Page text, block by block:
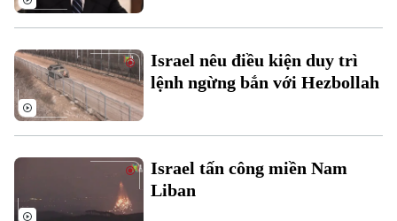
Israel nêu điều kiện duy trì
lệnh ngừng bắn với Hezbollah
Israel tấn công miền Nam
Liban